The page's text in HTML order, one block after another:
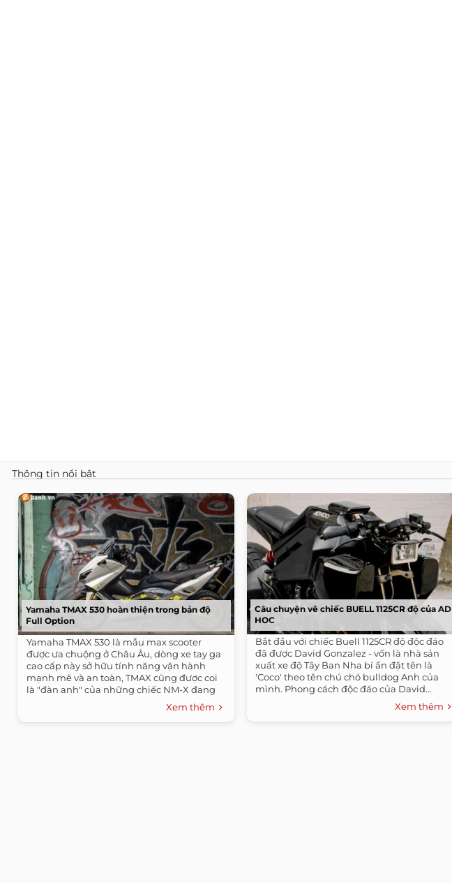
Thông tin nổi bật
Yamaha TMAX 530 hoàn thiện trong bản độ
Full Option
Yamaha TMAX 530 là mẫu max scooter
được ưa chuộng ở Châu Âu, dòng xe tay ga
cao cấp này sở hữu tính năng vận hành
mạnh mẽ và an toàn, TMAX cũng được coi
là "đàn anh" của những chiếc NM-X đang
Xem thêm
Câu chuyện vê chiếc BUELL 1125CR độ của AD
HOC
Bắt đầu với chiếc Buell 1125CR độ độc đáo
đã được David Gonzalez - vốn là nhà sản
xuất xe độ Tây Ban Nha bí ẩn đặt tên là
'Coco' theo tên chú chó bulldog Anh của
mình. Phong cách độc đáo của David...
Xem thêm